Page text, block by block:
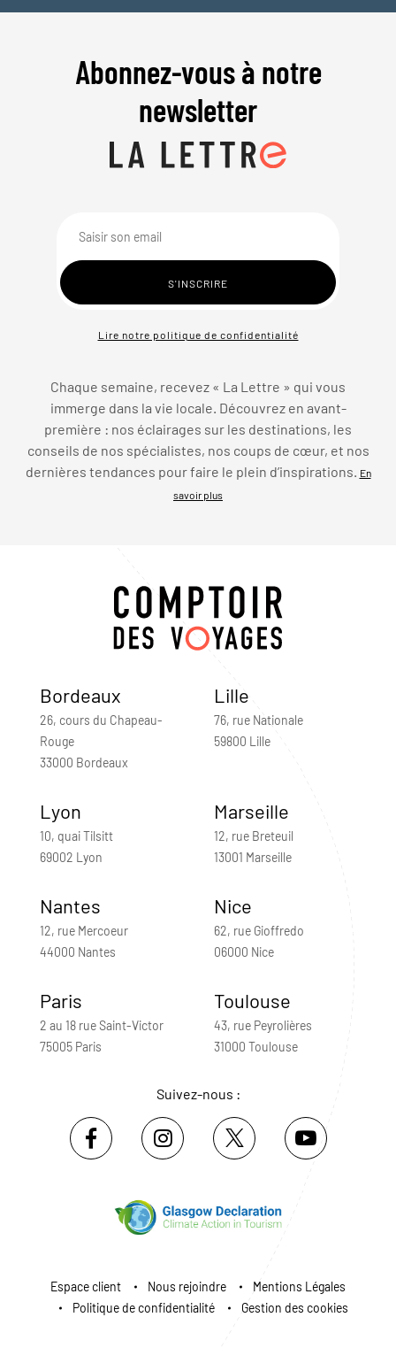
Abonnez-vous à notre
newsletter
Lire notre politique de confidentialité
Chaque semaine, recevez « La Lettre » qui vous
immerge dans la vie locale. Découvrez en avant-
première : nos éclairages sur les destinations, les
conseils de nos spécialistes, nos coups de cœur, et nos
dernières tendances pour faire le plein d’inspirations.
En
savoir plus
Bordeaux
26, cours du Chapeau-
Rouge
33000 Bordeaux
Lille
76, rue Nationale
59800 Lille
Lyon
10, quai Tilsitt
69002 Lyon
Marseille
12, rue Breteuil
13001 Marseille
Nantes
12, rue Mercoeur
44000 Nantes
Nice
62, rue Gioffredo
06000 Nice
Paris
2 au 18 rue Saint-Victor
75005 Paris
Toulouse
43, rue Peyrolières
31000 Toulouse
Suivez-nous :
Espace client Nous rejoindre
Mentions Légales
Politique de confidentialité
Gestion des cookies